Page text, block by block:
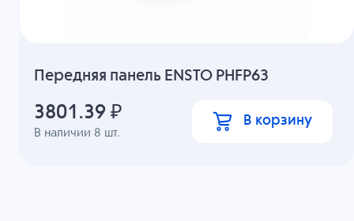
Передняя панель ENSTO PHFP63
В наличии 8 шт.
3801.39 ₽ В корзину